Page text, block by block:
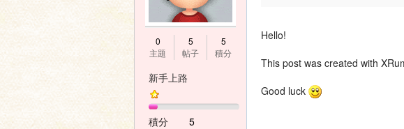
0
主題
5
帖子
5
積分
新手上路
積分
5
Hello!
This post was created with
Good luck